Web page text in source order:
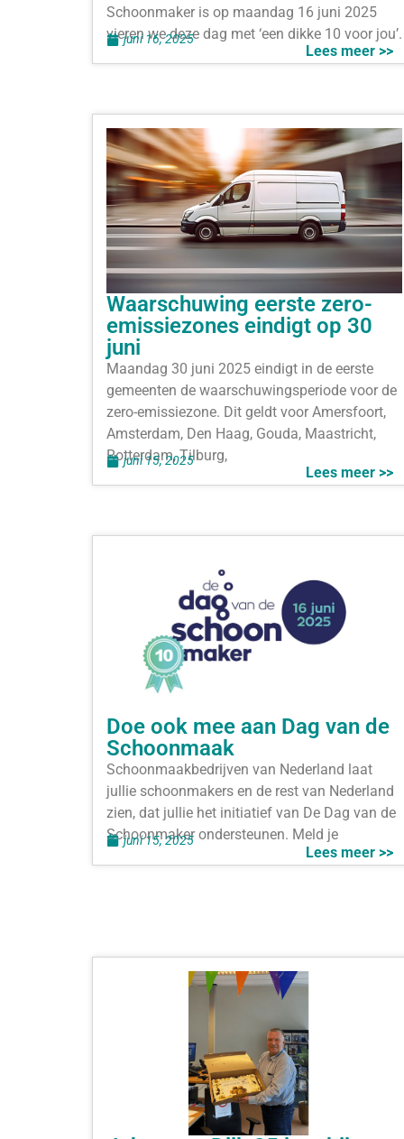
Schoonmaker is op maandag 16 juni 2025
vieren we deze dag met ‘een dikke 10 voor jou’.
Lees meer >>
juni 16, 2025
Waarschuwing eerste zero-
emissiezones eindigt op 30
juni
Maandag 30 juni 2025 eindigt in de eerste
gemeenten de waarschuwingsperiode voor de
zero-emissiezone. Dit geldt voor Amersfoort,
Amsterdam, Den Haag, Gouda, Maastricht,
Rotterdam, Tilburg,
Lees meer >>
juni 15, 2025
Doe ook mee aan Dag van de
Schoonmaak
Schoonmaakbedrijven van Nederland laat
jullie schoonmakers en de rest van Nederland
zien, dat jullie het initiatief van De Dag van de
Schoonmaker ondersteunen. Meld je
Lees meer >>
juni 15, 2025